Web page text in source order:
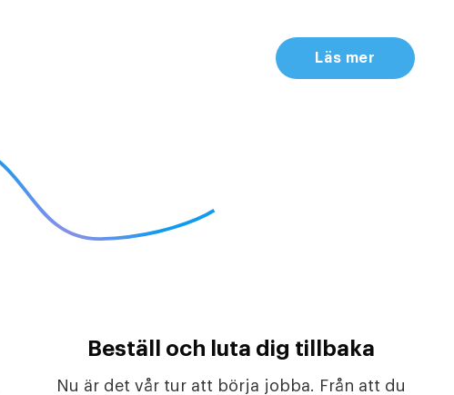
Läs mer
Beställ och luta dig tillbaka
Nu är det vår tur att börja jobba. Från att du